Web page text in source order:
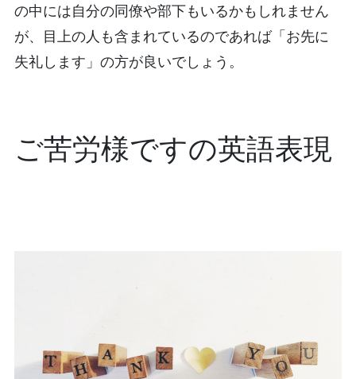
の中には自分の同僚や部下もいるかもしれません
が、目上の人も含まれているのであれば「お先に
失礼します」の方が良いでしょう。
ご苦労様ですの英語表現